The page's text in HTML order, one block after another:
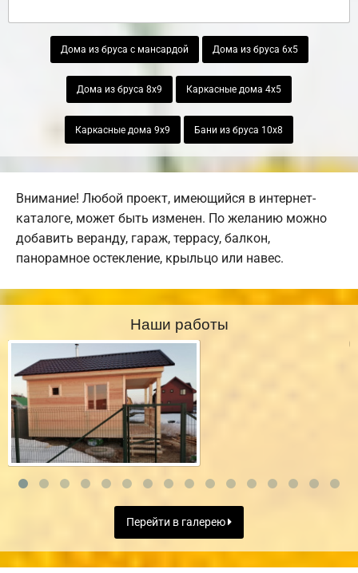
Дома из бруса с мансардой Дома из бруса 6х5
Дома из бруса 8х9 Каркасные дома 4х5
Каркасные дома 9х9 Бани из бруса 10х8
Внимание! Любой проект, имеющийся в интернет-
каталоге, может быть изменен. По желанию можно
добавить веранду, гараж, террасу, балкон,
панорамное остекление, крыльцо или навес.
Наши работы
Перейти в галерею